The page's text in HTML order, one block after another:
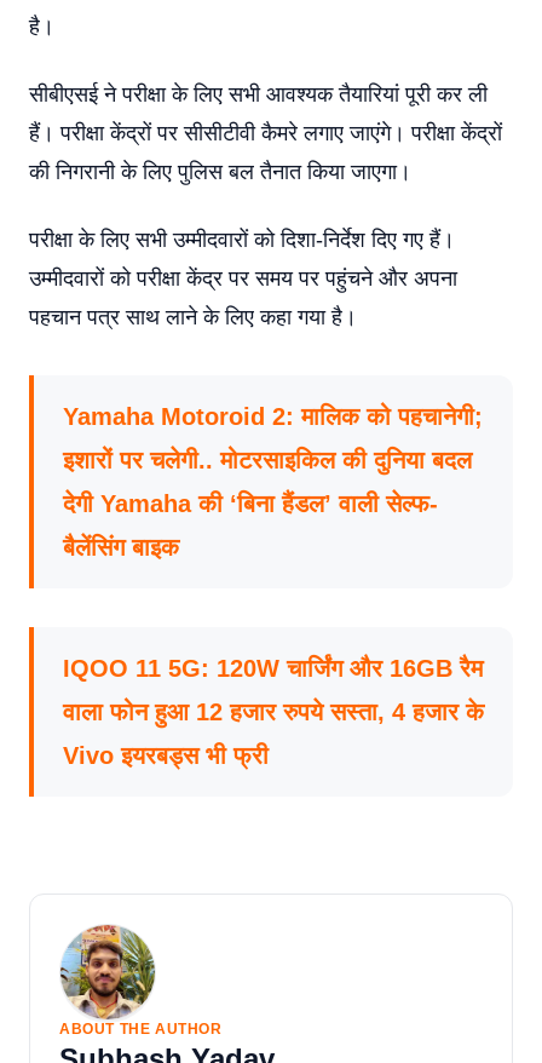
है।
सीबीएसई ने परीक्षा के लिए सभी आवश्यक तैयारियां पूरी कर ली
हैं। परीक्षा केंद्रों पर सीसीटीवी कैमरे लगाए जाएंगे। परीक्षा केंद्रों
की निगरानी के लिए पुलिस बल तैनात किया जाएगा।
परीक्षा के लिए सभी उम्मीदवारों को दिशा-निर्देश दिए गए हैं।
उम्मीदवारों को परीक्षा केंद्र पर समय पर पहुंचने और अपना
पहचान पत्र साथ लाने के लिए कहा गया है।
Yamaha Motoroid 2: मालिक को पहचानेगी;
इशारों पर चलेगी.. मोटरसाइकिल की दुनिया बदल
देगी Yamaha की ‘बिना हैंडल’ वाली सेल्फ-
बैलेंसिंग बाइक
IQOO 11 5G: 120W चार्जिंग और 16GB रैम
वाला फोन हुआ 12 हजार रुपये सस्ता, 4 हजार के
Vivo इयरबड्स भी फ्री
ABOUT THE AUTHOR